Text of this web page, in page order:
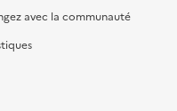
avec la communauté